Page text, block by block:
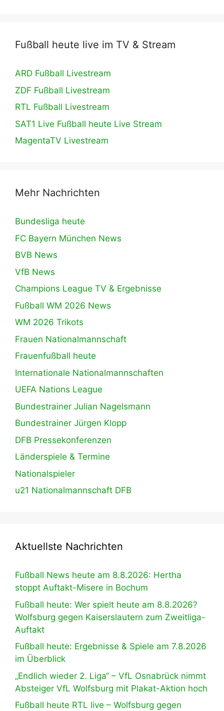
Fußball heute live im TV & Stream
ARD Fußball Livestream
ZDF Fußball Livestream
RTL Fußball Livestream
SAT1 Live Fußball heute Live Stream
MagentaTV Livestream
Mehr Nachrichten
Bundesliga heute
FC Bayern München News
BVB News
VfB News
Champions League TV & Ergebnisse
Fußball WM 2026 News
WM 2026 Trikots
Frauen Nationalmannschaft
Frauenfußball heute
Internationale Nationalmannschaften
UEFA Nations League
Bundestrainer Julian Nagelsmann
Bundestrainer Jürgen Klopp
DFB Pressekonferenzen
Länderspiele & Termine
Nationalspieler
u21 Nationalmannschaft DFB
Aktuellste Nachrichten
Fußball News heute am 8.8.2026: Hertha
stoppt Auftakt-Misere in Bochum
Fußball heute: Wer spielt heute am 8.8.2026?
Wolfsburg gegen Kaiserslautern zum Zweitliga-
Auftakt
Fußball heute: Ergebnisse & Spiele am 7.8.2026
im Überblick
„Endlich wieder 2. Liga“ – VfL Osnabrück nimmt
Absteiger VfL Wolfsburg mit Plakat-Aktion hoch
Fußball heute RTL live – Wolfsburg gegen